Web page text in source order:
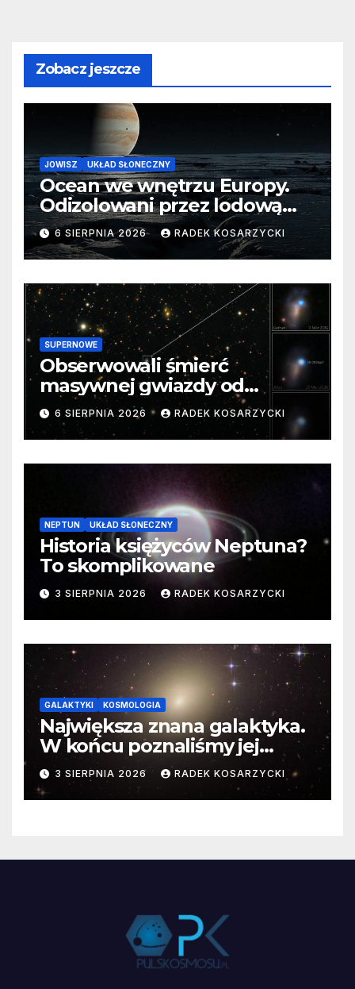
Zobacz jeszcze
JOWISZ UKŁAD SŁONECZNY
Ocean we wnętrzu Europy.
Odizolowani przez lodową
barierę
6 SIERPNIA 2026 RADEK KOSARZYCKI
SUPERNOWE
Obserwowali śmierć
masywnej gwiazdy od
samego początku. Niezwykle
cenne dane
6 SIERPNIA 2026 RADEK KOSARZYCKI
NEPTUN UKŁAD SŁONECZNY
Historia księżyców Neptuna?
To skomplikowane
3 SIERPNIA 2026 RADEK KOSARZYCKI
GALAKTYKI KOSMOLOGIA
Największa znana galaktyka.
W końcu poznaliśmy jej
faktyczne wymiary
3 SIERPNIA 2026 RADEK KOSARZYCKI